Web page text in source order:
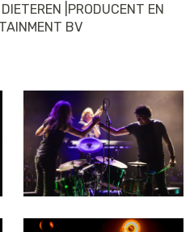
|PRODUCENT EN
BV